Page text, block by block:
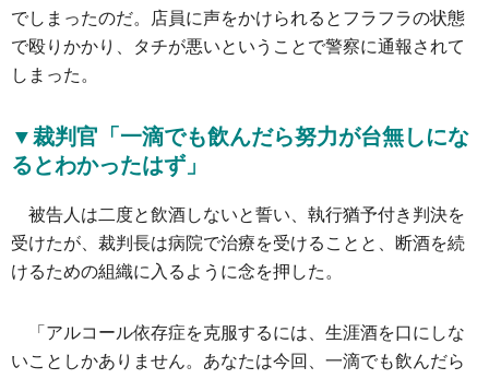
でしまったのだ。店員に声をかけられるとフラフラの状態
で殴りかかり、タチが悪いということで警察に通報されて
しまった。
▼裁判官「一滴でも飲んだら努力が台無しにな
るとわかったはず」
被告人は二度と飲酒しないと誓い、執行猶予付き判決を
受けたが、裁判長は病院で治療を受けることと、断酒を続
けるための組織に入るように念を押した。
「アルコール依存症を克服するには、生涯酒を口にしな
いことしかありません。あなたは今回、一滴でも飲んだら